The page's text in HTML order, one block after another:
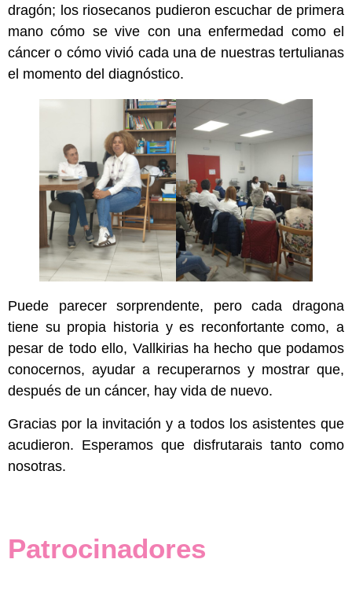
dragón; los riosecanos pudieron escuchar de primera
mano cómo se vive con una enfermedad como el
cáncer o cómo vivió cada una de nuestras tertulianas
el momento del diagnóstico.
Puede parecer sorprendente, pero cada dragona
tiene su propia historia y es reconfortante como, a
pesar de todo ello, Vallkirias ha hecho que podamos
conocernos, ayudar a recuperarnos y mostrar que,
después de un cáncer, hay vida de nuevo.
Gracias por la invitación y a todos los asistentes que
acudieron. Esperamos que disfrutarais tanto como
nosotras.
Patrocinadores